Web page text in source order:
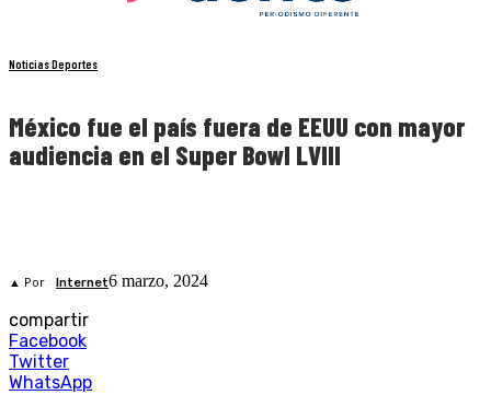
Noticias Deportes
México fue el país fuera de EEUU con mayor
audiencia en el Super Bowl LVIII
▲ Por Internet6 marzo, 2024
compartir
Facebook
Twitter
WhatsApp